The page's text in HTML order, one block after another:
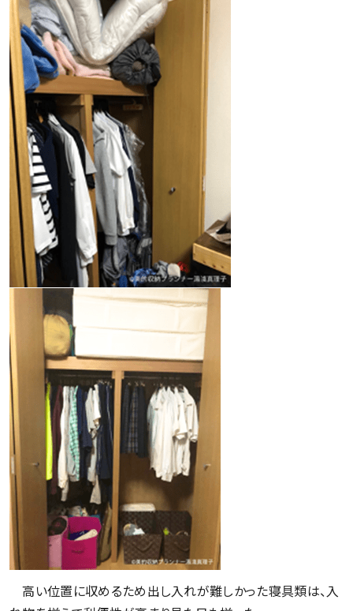
高い位置に収めるため出し入れが難しかった寝具類は、入